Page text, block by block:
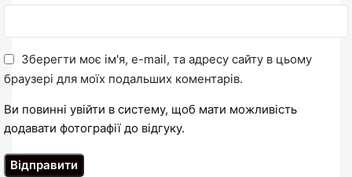
Зберегти моє ім'я, e-mail, та адресу сайту в цьому
браузері для моїх подальших коментарів.
Ви повинні увійти в систему, щоб мати можливість
додавати фотографії до відгуку.